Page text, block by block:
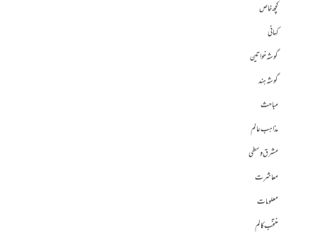
کچھ خاص
کہانی
گوشہ خواتین
گوشہ ہند
مباحث
مذاہب عالم
مشرق وسطی
معاشرت
معلومات
منتخب کالم